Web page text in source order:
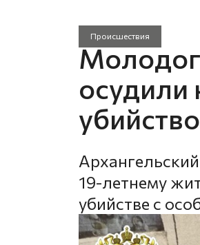
Происшествия
осудили
19-летнему
убийстве с